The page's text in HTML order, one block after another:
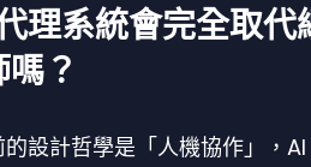
理系統會完全取代
？
設計哲學是「人機協作」，